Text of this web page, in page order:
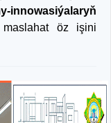
öz işini